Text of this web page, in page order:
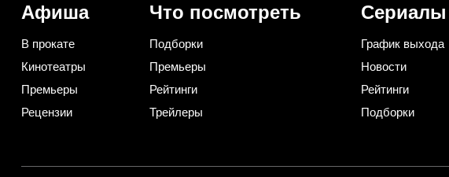
Афиша
В прокате
Кинотеатры
Премьеры
Рецензии
Что посмотреть
Подборки
Премьеры
Рейтинги
Трейлеры
Сериалы
График выхода
Новости
Рейтинги
Подборки